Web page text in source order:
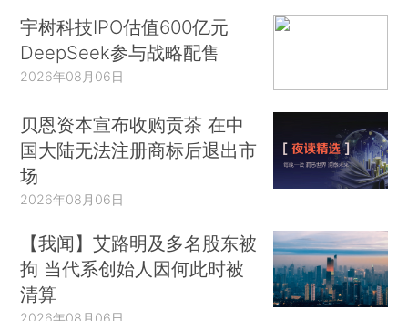
宇树科技IPO估值600亿元
DeepSeek参与战略配售
2026年08月06日
贝恩资本宣布收购贡茶 在中
国大陆无法注册商标后退出市
场
2026年08月06日
【我闻】艾路明及多名股东被
拘 当代系创始人因何此时被
清算